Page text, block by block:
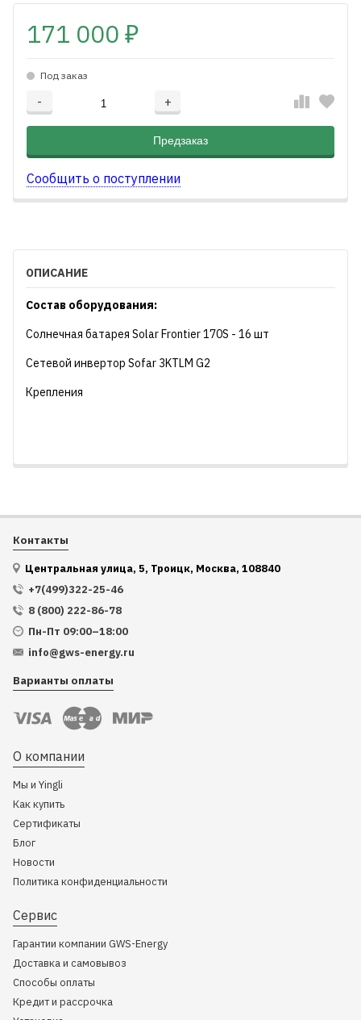
171 000 ₽
Под заказ
- +
Добавляется...
Предзаказ
Добавлен
Сообщить о поступлении
ОПИСАНИЕ
Состав оборудования:
Солнечная батарея Solar Frontier 170S - 16 шт
Сетевой инвертор Sofar 3KTLM G2
Крепления
Контакты
Центральная улица, 5, Троицк, Москва, 108840
+7(499)322-25-46
8 (800) 222-86-78
Пн-Пт 09:00–18:00
info@gws-energy.ru
Варианты оплаты
О компании
Мы и Yingli
Как купить
Сертификаты
Блог
Новости
Политика конфиденциальности
Сервис
Гарантии компании GWS-Energy
Доставка и самовывоз
Способы оплаты
Кредит и рассрочка